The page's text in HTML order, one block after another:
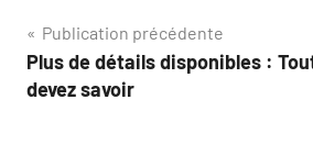
Navigation
de
Publication précédente
Plus de détails disponibles :
devez savoir